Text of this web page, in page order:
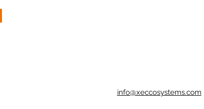
info@xeccosystems.com